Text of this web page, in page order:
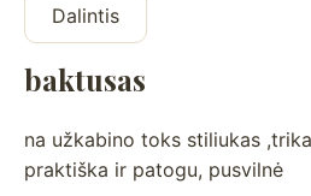
Dalintis
baktusas
na užkabino toks stiliukas
praktiška ir patogu, pusvilnė